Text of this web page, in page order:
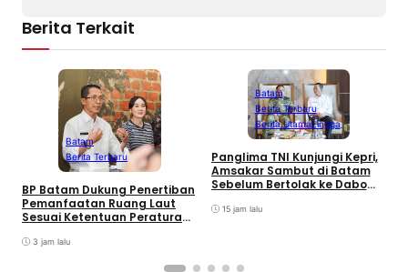
Berita Terkait
Batam
Berita Terbaru
BP Batam Dukung Penertiban
Pemanfaatan Ruang Laut
Sesuai Ketentuan Peraturan
3 jam lalu
Batam
Berita Terbaru
Berita UtamaLingga
Panglima TNI Kunjungi Kepri,
Amsakar Sambut di Batam
Sebelum Bertolak ke Dabo
15 jam lalu